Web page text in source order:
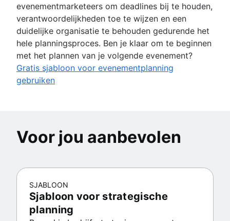
evenementmarketeers om deadlines bij te houden,
verantwoordelijkheden toe te wijzen en een
duidelijke organisatie te behouden gedurende het
hele planningsproces. Ben je klaar om te beginnen
met het plannen van je volgende evenement?
Gratis sjabloon voor evenementplanning
gebruiken
Voor jou aanbevolen
SJABLOON
Sjabloon voor strategische
planning